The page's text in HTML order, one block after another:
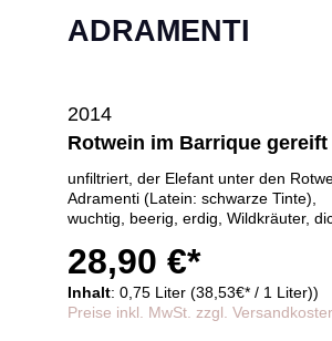
ADRAMENTI
2014
Rotwein im Barrique gereift
unfiltriert, der Elefant unter den
Adramenti (Latein: schwarze Tinte),
wuchtig, beerig, erdig, Wildkräuter,
Dunkelrot, ölig, absolutes Unikat, sehr
- es gibt nur eine kleine Charge -
64 Monate im Barrique gereift
28,90 €*
Inhalt: 0,75 Liter (38,53€* / 1 Liter))
Preise inkl. MwSt. zzgl.